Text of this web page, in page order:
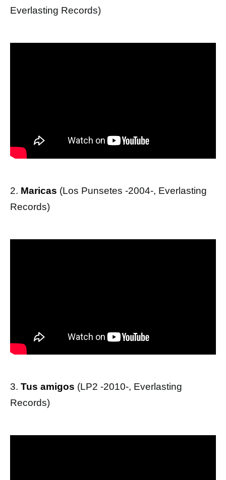
Everlasting Records)
2. Maricas (Los Punsetes -2004-, Everlasting
Records)
3. Tus amigos (LP2 -2010-, Everlasting
Records)